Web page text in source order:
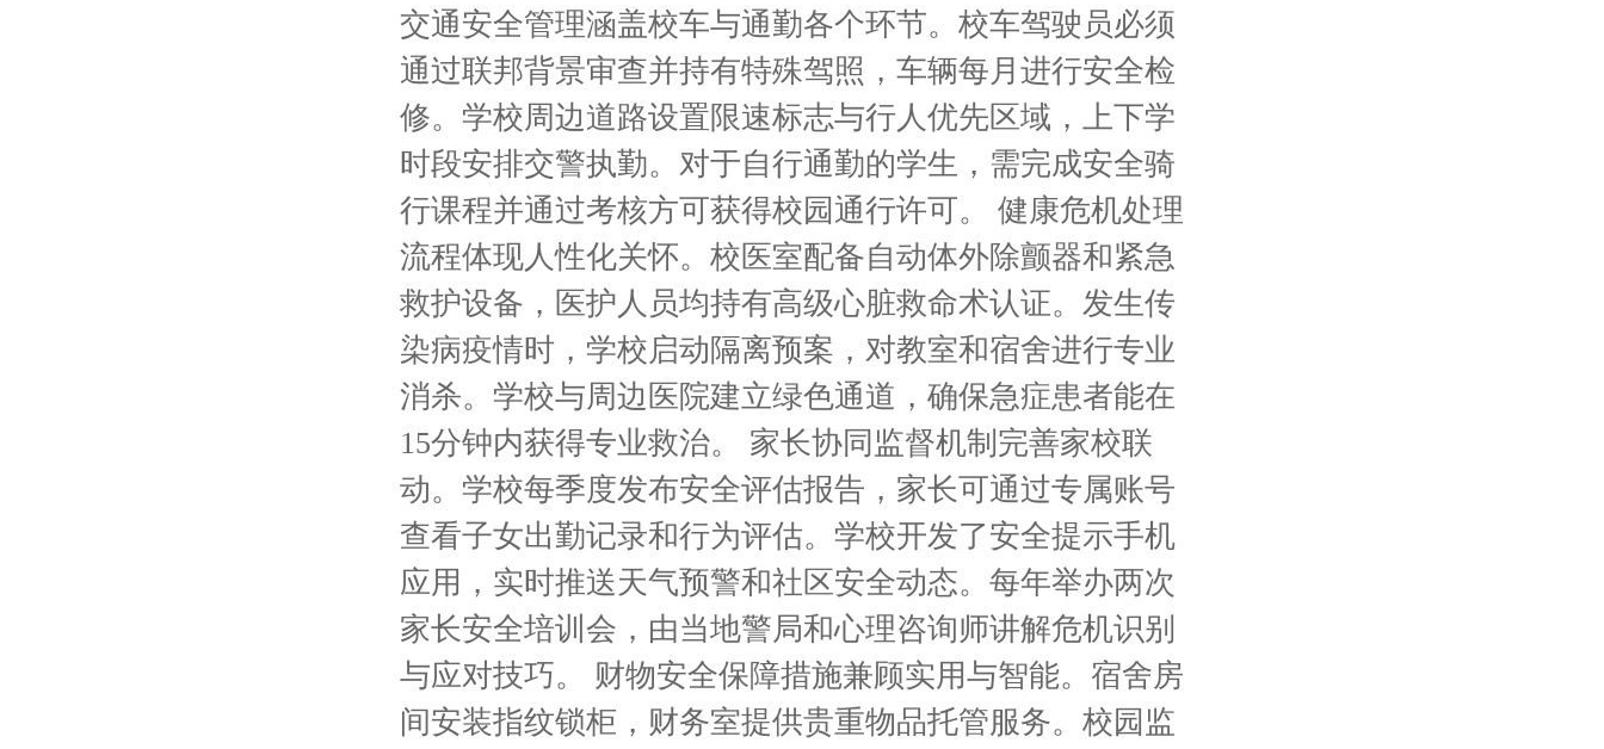
交通安全管理涵盖校车与通勤各个环节。校车驾驶员必须
通过联邦背景审查并持有特殊驾照，车辆每月进行安全检
修。学校周边道路设置限速标志与行人优先区域，上下学
时段安排交警执勤。对于自行通勤的学生，需完成安全骑
行课程并通过考核方可获得校园通行许可。 健康危机处理
流程体现人性化关怀。校医室配备自动体外除颤器和紧急
救护设备，医护人员均持有高级心脏救命术认证。发生传
染病疫情时，学校启动隔离预案，对教室和宿舍进行专业
消杀。学校与周边医院建立绿色通道，确保急症患者能在
15分钟内获得专业救治。 家长协同监督机制完善家校联
动。学校每季度发布安全评估报告，家长可通过专属账号
查看子女出勤记录和行为评估。学校开发了安全提示手机
应用，实时推送天气预警和社区安全动态。每年举办两次
家长安全培训会，由当地警局和心理咨询师讲解危机识别
与应对技巧。 财物安全保障措施兼顾实用与智能。宿舍房
间安装指纹锁柜，财务室提供贵重物品托管服务。校园监